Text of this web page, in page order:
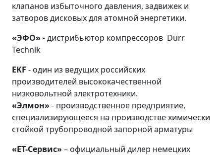
клапанов избыточного давления, задвижек и
затворов дисковых для атомной энергетики.
«ЭФО» - дистрибьютор компрессоров Dürr
Technik
EKF - один из ведущих российских
производителей высококачественной
низковольтной электротехники.
«Элмон» - производственное предприятие,
специализирующееся на производстве химически
стойкой трубопроводной запорной арматуры
«ЕТ-Сервис» – официальный дилер немецких